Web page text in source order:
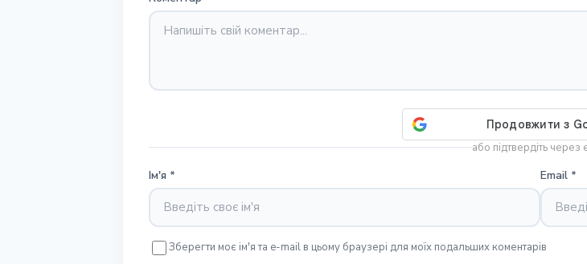
або підтвердіть через
Ім'я * Email *
Зберегти моє ім'я та e-mail в цьому браузері для моїх подальших коментарів